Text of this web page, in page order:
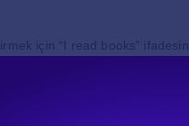
için “I read books”
(Boş zamanlarımda kitap
book.” (Her ay yeni bir kitap
history.” (Tarih hakkında